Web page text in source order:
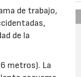
de trabajo,
de la
metros). La